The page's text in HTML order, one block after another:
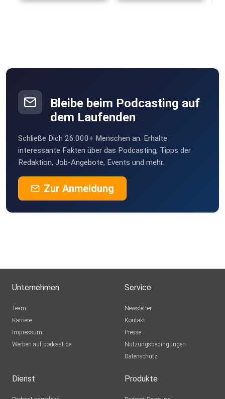
Bleibe beim Podcasting auf
dem Laufenden
Schließe Dich 26.000+ Menschen an. Erhalte
interessante Fakten über das Podcasting, Tipps der
Redaktion, Job-Angebote, Events und mehr.
Zur Anmeldung
Unternehmen
Team
Karriere
Impressum
Werben auf podcast.de
Service
Newsletter
Kontakt
Presse
Nutzungsbedingungen
Datenschutz
Dienst Produkte